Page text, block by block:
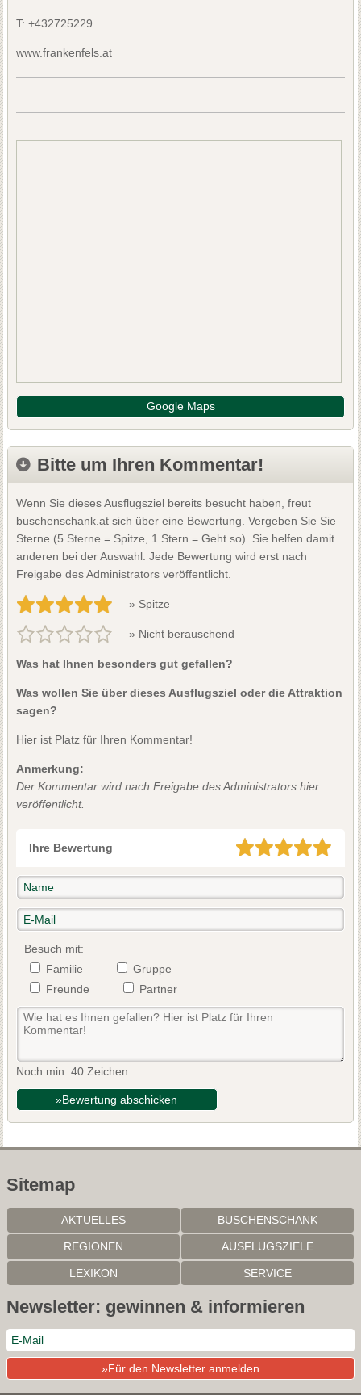
T: +432725229
www.frankenfels.at
Google Maps
Bitte um Ihren Kommentar!
Wenn Sie dieses Ausflugsziel bereits besucht haben, freut
buschenschank.at sich über eine Bewertung. Vergeben Sie Sie
Sterne (5 Sterne = Spitze, 1 Stern = Geht so). Sie helfen damit
anderen bei der Auswahl. Jede Bewertung wird erst nach
Freigabe des Administrators veröffentlicht.
» Spitze
» Nicht berauschend
Was hat Ihnen besonders gut gefallen?
Was wollen Sie über dieses Ausflugsziel oder die Attraktion
sagen?
Hier ist Platz für Ihren Kommentar!
Anmerkung:
Der Kommentar wird nach Freigabe des Administrators hier
veröffentlicht.
Ihre Bewertung
Besuch mit:
Familie
Gruppe
Freunde
Partner
Noch min. 40 Zeichen
»Bewertung abschicken
Sitemap
AKTUELLES BUSCHENSCHANK
REGIONEN AUSFLUGSZIELE
LEXIKON SERVICE
Newsletter: gewinnen & informieren
»Für den Newsletter anmelden
Mit der weiteren Nutzung dieser Website akzeptieren Sie die